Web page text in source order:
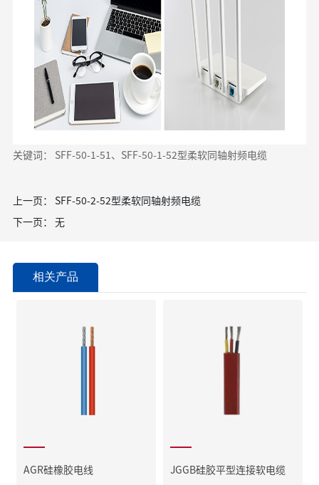
关键词： SFF-50-1-51、SFF-50-1-52型柔软同轴射频电缆
上一页： SFF-50-2-52型柔软同轴射频电缆
下一页： 无
相关产品
AGR硅橡胶电线 JGGB硅胶平型连接软电缆